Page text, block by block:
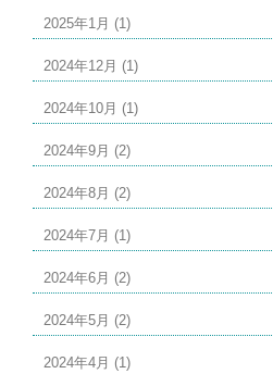
2025年1月 (1)
2024年12月 (1)
2024年10月 (1)
2024年9月 (2)
2024年8月 (2)
2024年7月 (1)
2024年6月 (2)
2024年5月 (2)
2024年4月 (1)